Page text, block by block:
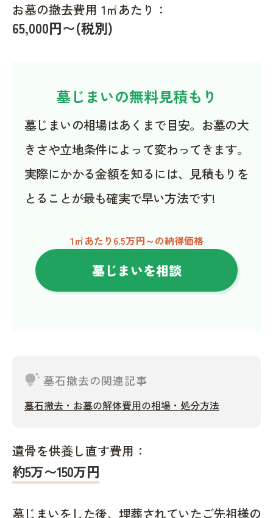
お墓の撤去費用 1㎡あたり：
65,000円〜(税別)
墓じまいの無料見積もり
墓じまいの相場はあくまで目安。お墓の大
きさや立地条件によって変わってきます。
実際にかかる金額を知るには、見積もりを
とることが最も確実で早い方法です!
1㎡あたり6.5万円～の納得価格
墓じまいを相談
tips_and_updates墓石撤去の関連記事
墓石撤去・お墓の解体費用の相場・処分方法
遺骨を供養し直す費用：
約5万〜150万円
墓じまいをした後、埋葬されていたご先祖様の